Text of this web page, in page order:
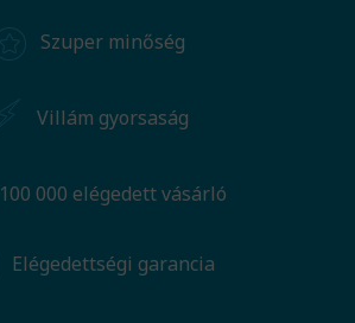
Szuper minőség
Villám gyorsaság
100 000 elégedett vásárló
Elégedettségi garancia